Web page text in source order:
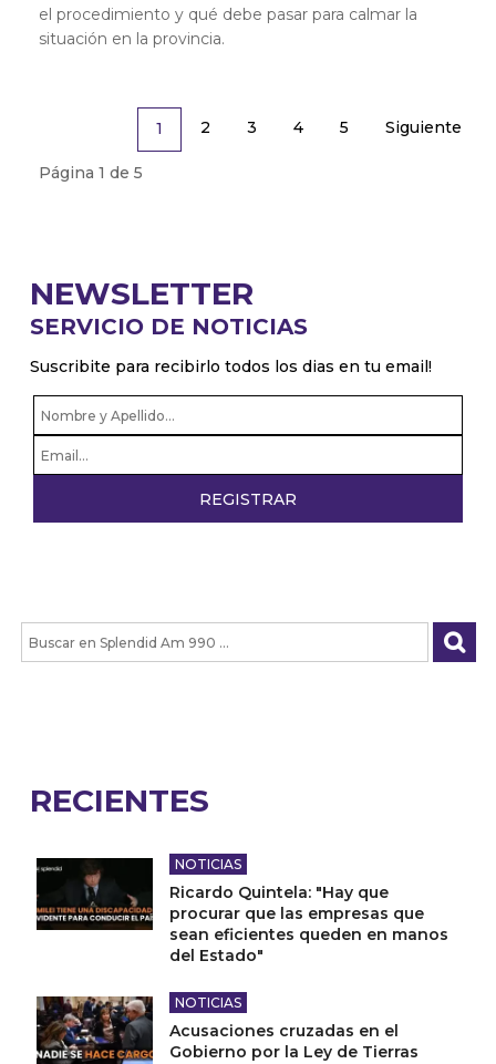
el procedimiento y qué debe pasar para calmar la
situación en la provincia.
1 2 3 4 5 Siguiente
Página 1 de 5
NEWSLETTER
SERVICIO DE NOTICIAS
Suscribite para recibirlo todos los dias en tu email!
RECIENTES
NOTICIAS
Ricardo Quintela: "Hay que
procurar que las empresas que
sean eficientes queden en manos
del Estado"
NOTICIAS
Acusaciones cruzadas en el
Gobierno por la Ley de Tierras